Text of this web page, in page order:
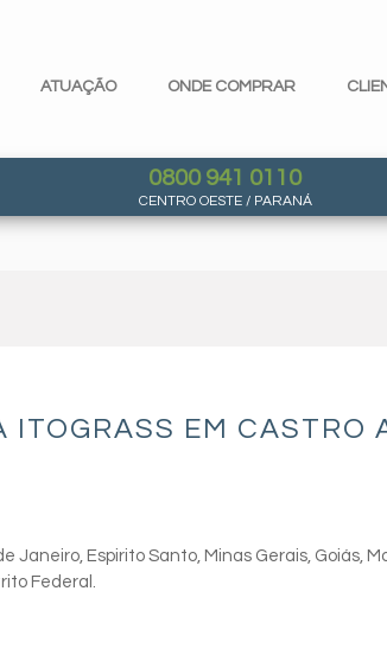
ATUAÇÃO ONDE COMPRAR
0800 941 0110
CENTRO OESTE / PARANÁ
EM CASTRO
Espirito Santo, Minas Gerais, Goiás,
Federal.